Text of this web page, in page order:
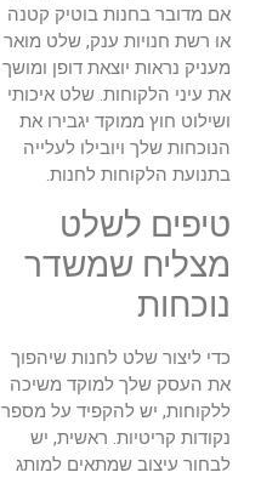
אם מדובר בחנות בוטיק קטנה
או רשת חנויות ענק, שלט מואר
מעניק נראות יוצאת דופן ומושך
את עיני הלקוחות. שלט איכותי
ושילוט חוץ ממוקד יגבירו את
הנוכחות שלך ויובילו לעלייה
בתנועת הלקוחות לחנות.
טיפים לשלט
מצליח שמשדר
נוכחות
כדי ליצור שלט לחנות שיהפוך
את העסק שלך למוקד משיכה
ללקוחות, יש להקפיד על מספר
נקודות קריטיות. ראשית, יש
לבחור עיצוב שמתאים למותג